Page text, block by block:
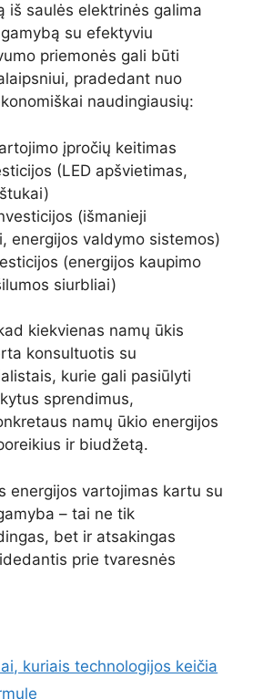
iš saulės elektrinės galima
su efektyviu
priemonės gali būti
pradedant nuo
naudingiausių:
įpročių keitimas
(LED apšvietimas,
(išmanieji
energijos valdymo sistemos)
(energijos kaupimo
siurbliai)
kiekvienas namų ūkis
konsultuotis su
kurie gali pasiūlyti
sprendimus,
namų ūkio energijos
ir biudžetą.
energijos vartojimas kartu su
– tai ne tik
bet ir atsakingas
prie tvaresnės
kuriais technologijos keičia